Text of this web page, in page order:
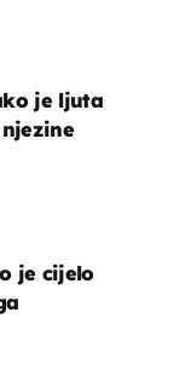
je ljuta
je cijelo